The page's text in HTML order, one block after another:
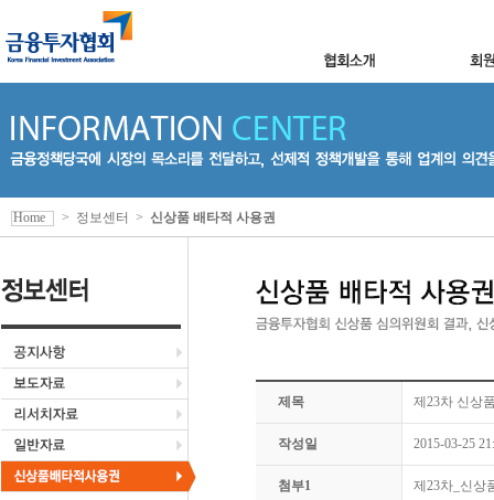
Home > 정보센터 > 신상품 배타적 사용권
제목 제23차 신상
작성일 2015-03-25
첨부1 제23차_신상